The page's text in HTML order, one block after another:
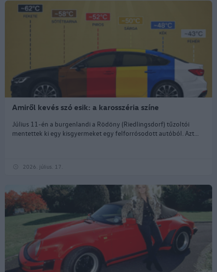
Amiről kevés szó esik: a karosszéria színe
Július 11-én a burgenlandi a Rödöny (Riedlingsdorf) tűzoltói
mentettek ki egy kisgyermeket egy felforrósodott autóból. Azt...
2026. július. 17.